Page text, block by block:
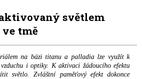
světlem
tmě
na bázi titanu a palladia lze využít k
i optiky. K aktivaci žádoucího efektu
světlo. Zvláštní paměťový efekt dokonce